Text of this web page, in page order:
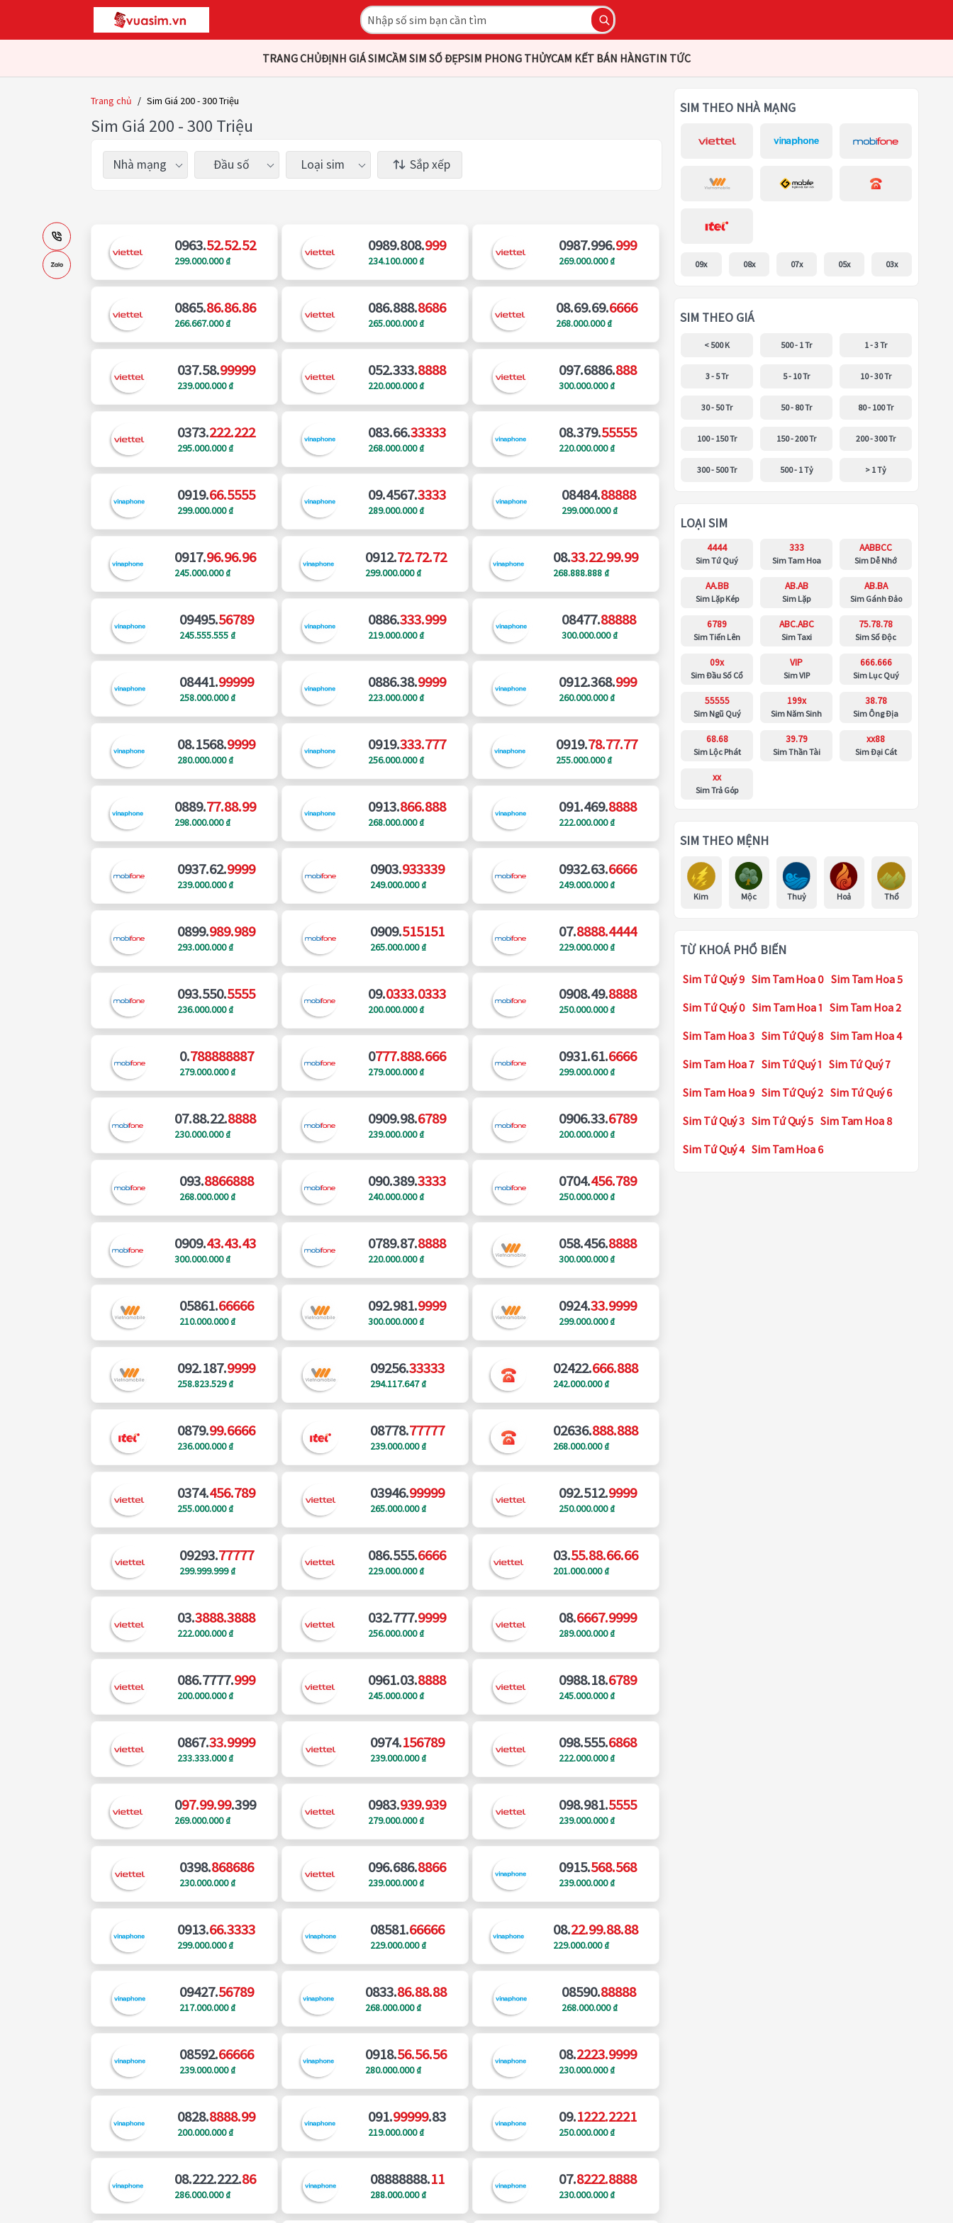
TRANG CHỦĐỊNH GIÁ SIMCẦM SIM SỐ ĐẸPSIM PHONG THỦYCAM KẾT BÁN HÀNGTIN TỨC
Trang chủ / Sim Giá 200 - 300 Triệu
Sim Giá 200 - 300 Triệu
Nhà mạng Đầu số Loại sim Sắp xếp
0963.52.52.52
299.000.000 ₫
0989.808.999
234.100.000 ₫
0987.996.999
269.000.000 ₫
0865.86.86.86
266.667.000 ₫
086.888.8686
265.000.000 ₫
08.69.69.6666
268.000.000 ₫
037.58.99999
239.000.000 ₫
052.333.8888
220.000.000 ₫
097.6886.888
300.000.000 ₫
0373.222.222
295.000.000 ₫
083.66.33333
268.000.000 ₫
08.379.55555
220.000.000 ₫
0919.66.5555
299.000.000 ₫
09.4567.3333
289.000.000 ₫
08484.88888
299.000.000 ₫
0917.96.96.96
245.000.000 ₫
0912.72.72.72
299.000.000 ₫
08.33.22.99.99
268.888.888 ₫
09495.56789
245.555.555 ₫
0886.333.999
219.000.000 ₫
08477.88888
300.000.000 ₫
08441.99999
258.000.000 ₫
0886.38.9999
223.000.000 ₫
0912.368.999
260.000.000 ₫
08.1568.9999
280.000.000 ₫
0919.333.777
256.000.000 ₫
0919.78.77.77
255.000.000 ₫
0889.77.88.99
298.000.000 ₫
0913.866.888
268.000.000 ₫
091.469.8888
222.000.000 ₫
0937.62.9999
239.000.000 ₫
0903.933339
249.000.000 ₫
0932.63.6666
249.000.000 ₫
0899.989.989
293.000.000 ₫
0909.515151
265.000.000 ₫
07.8888.4444
229.000.000 ₫
093.550.5555
236.000.000 ₫
09.0333.0333
200.000.000 ₫
0908.49.8888
250.000.000 ₫
0.788888887
279.000.000 ₫
0777.888.666
279.000.000 ₫
0931.61.6666
299.000.000 ₫
07.88.22.8888
230.000.000 ₫
0909.98.6789
239.000.000 ₫
0906.33.6789
200.000.000 ₫
093.8866888
268.000.000 ₫
090.389.3333
240.000.000 ₫
0704.456.789
250.000.000 ₫
0909.43.43.43
300.000.000 ₫
0789.87.8888
220.000.000 ₫
058.456.8888
300.000.000 ₫
05861.66666
210.000.000 ₫
092.981.9999
300.000.000 ₫
0924.33.9999
299.000.000 ₫
092.187.9999
258.823.529 ₫
09256.33333
294.117.647 ₫
02422.666.888
242.000.000 ₫
0879.99.6666
236.000.000 ₫
08778.77777
239.000.000 ₫
02636.888.888
268.000.000 ₫
0374.456.789
255.000.000 ₫
03946.99999
265.000.000 ₫
092.512.9999
250.000.000 ₫
09293.77777
299.999.999 ₫
086.555.6666
229.000.000 ₫
03.55.88.66.66
201.000.000 ₫
03.3888.3888
222.000.000 ₫
032.777.9999
256.000.000 ₫
08.6667.9999
289.000.000 ₫
086.7777.999
200.000.000 ₫
0961.03.8888
245.000.000 ₫
0988.18.6789
245.000.000 ₫
0867.33.9999
233.333.000 ₫
0974.156789
239.000.000 ₫
098.555.6868
222.000.000 ₫
097.99.99.399
269.000.000 ₫
0983.939.939
279.000.000 ₫
098.981.5555
239.000.000 ₫
0398.868686
230.000.000 ₫
096.686.8866
239.000.000 ₫
0915.568.568
239.000.000 ₫
0913.66.3333
299.000.000 ₫
08581.66666
229.000.000 ₫
08.22.99.88.88
229.000.000 ₫
09427.56789
217.000.000 ₫
0833.86.88.88
268.000.000 ₫
08590.88888
268.000.000 ₫
08592.66666
239.000.000 ₫
0918.56.56.56
280.000.000 ₫
08.2223.9999
230.000.000 ₫
0828.8888.99
200.000.000 ₫
091.99999.83
219.000.000 ₫
09.1222.2221
250.000.000 ₫
08.222.222.86
286.000.000 ₫
08888888.11
288.000.000 ₫
07.8222.8888
230.000.000 ₫
SIM THEO NHÀ MẠNG
09x 08x 07x 05x 03x
SIM THEO GIÁ
< 500 K 500 - 1 Tr 1 - 3 Tr
3 - 5 Tr 5 - 10 Tr 10 - 30 Tr
30 - 50 Tr 50 - 80 Tr 80 - 100 Tr
100 - 150 Tr 150 - 200 Tr 200 - 300 Tr
300 - 500 Tr 500 - 1 Tỷ > 1 Tỷ
LOẠI SIM
4444
Sim Tứ Quý
333
Sim Tam Hoa
AABBCC
Sim Dễ Nhớ
AA.BB
Sim Lặp Kép
AB.AB
Sim Lặp
AB.BA
Sim Gánh Đảo
6789
Sim Tiến Lên
ABC.ABC
Sim Taxi
75.78.78
Sim Số Độc
09x
Sim Đầu Số Cổ
VIP
Sim VIP
666.666
Sim Lục Quý
55555
Sim Ngũ Quý
199x
Sim Năm Sinh
38.78
Sim Ông Địa
68.68
Sim Lộc Phát
39.79
Sim Thần Tài
xx88
Sim Đại Cát
xx
Sim Trả Góp
SIM THEO MỆNH
Kim Mộc Thuỷ Hoả Thổ
TỪ KHOÁ PHỔ BIẾN
Sim Tứ Quý 9 Sim Tam Hoa 0 Sim Tam Hoa 5
Sim Tứ Quý 0 Sim Tam Hoa 1 Sim Tam Hoa 2
Sim Tam Hoa 3 Sim Tứ Quý 8 Sim Tam Hoa 4
Sim Tam Hoa 7 Sim Tứ Quý 1 Sim Tứ Quý 7
Sim Tam Hoa 9 Sim Tứ Quý 2 Sim Tứ Quý 6
Sim Tứ Quý 3 Sim Tứ Quý 5 Sim Tam Hoa 8
Sim Tứ Quý 4 Sim Tam Hoa 6